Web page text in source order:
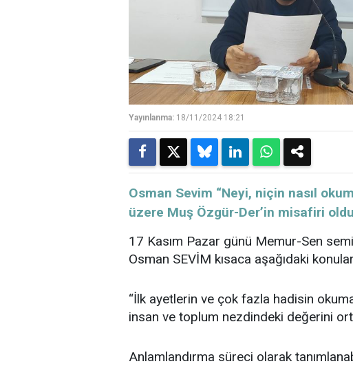
Yayınlanma: 18/11/2024 18:21
Osman Sevim “Neyi, niçin nasıl
üzere Muş Özgür-Der’in misafiri
17 Kasım Pazar günü Memur-Sen
Osman SEVİM kısaca aşağıdaki
“İlk ayetlerin ve çok fazla hadisin
insan ve toplum nezdindeki değerini
Anlamlandırma süreci olarak